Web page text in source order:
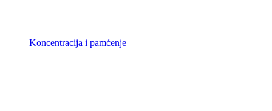
Koncentracija i pamćenje